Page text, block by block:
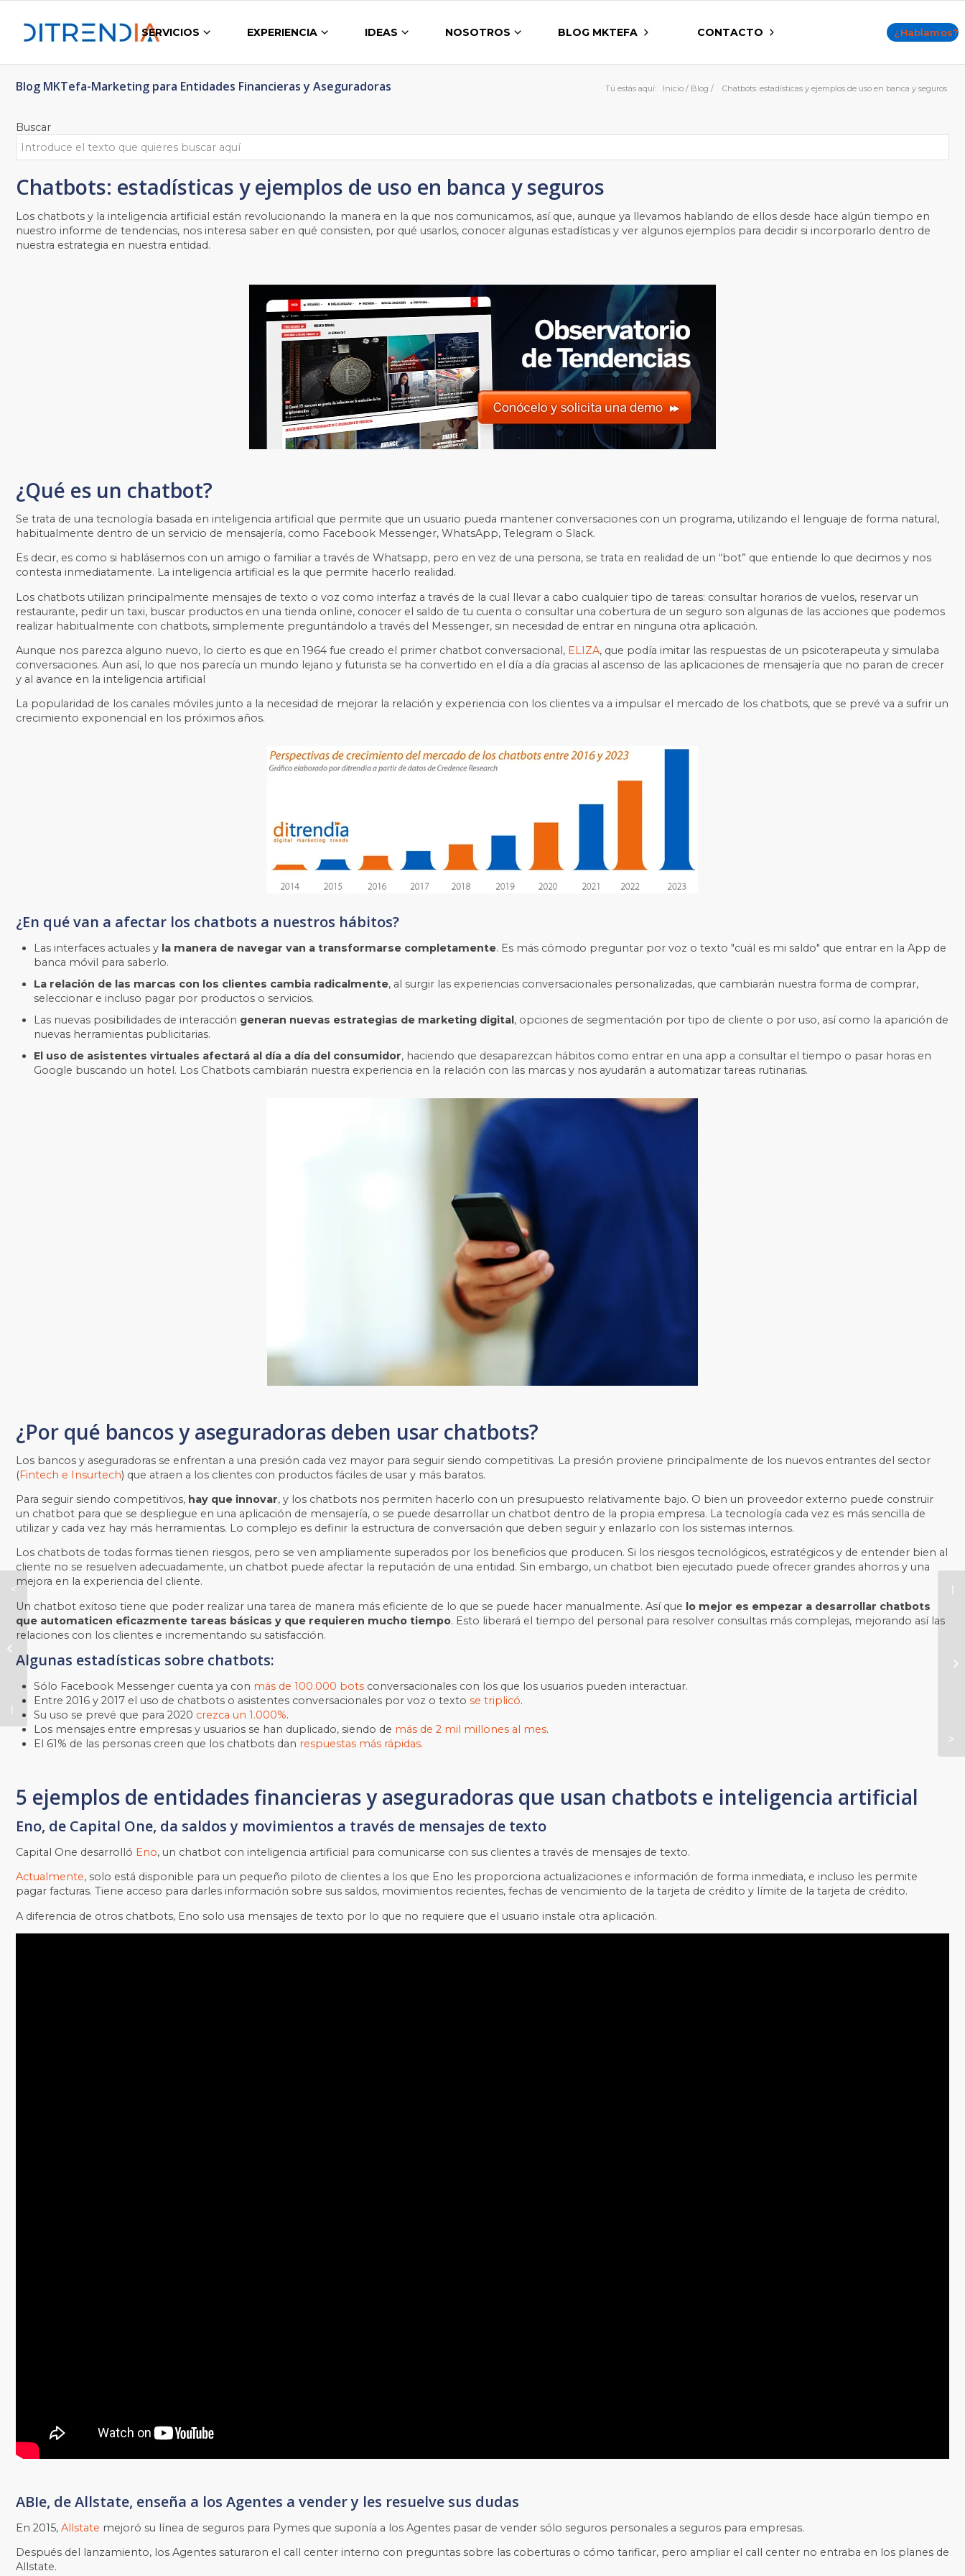
SERVICIOS EXPERIENCIA IDEAS NOSOTROS BLOG MKTEFA CONTACTO ¿Hablamos?
Blog MKTefa-Marketing para Entidades Financieras y Aseguradoras Tú estás aquí: Inicio / Blog / Chatbots: estadísticas y ejemplos de uso en banca y seguros
Buscar
Chatbots: estadísticas y ejemplos de uso en banca y seguros
Los chatbots y la inteligencia artificial están revolucionando la manera en la que nos comunicamos, así que, aunque ya llevamos hablando de ellos desde hace algún tiempo en
nuestro informe de tendencias, nos interesa saber en qué consisten, por qué usarlos, conocer algunas estadísticas y ver algunos ejemplos para decidir si incorporarlo dentro de
nuestra estrategia en nuestra entidad.
¿Qué es un chatbot?
Se trata de una tecnología basada en inteligencia artificial que permite que un usuario pueda mantener conversaciones con un programa, utilizando el lenguaje de forma natural,
habitualmente dentro de un servicio de mensajería, como Facebook Messenger, WhatsApp, Telegram o Slack.
Es decir, es como si hablásemos con un amigo o familiar a través de Whatsapp, pero en vez de una persona, se trata en realidad de un “bot” que entiende lo que decimos y nos
contesta inmediatamente. La inteligencia artificial es la que permite hacerlo realidad.
Los chatbots utilizan principalmente mensajes de texto o voz como interfaz a través de la cual llevar a cabo cualquier tipo de tareas: consultar horarios de vuelos, reservar un
restaurante, pedir un taxi, buscar productos en una tienda online, conocer el saldo de tu cuenta o consultar una cobertura de un seguro son algunas de las acciones que podemos
realizar habitualmente con chatbots, simplemente preguntándolo a través del Messenger, sin necesidad de entrar en ninguna otra aplicación.
Aunque nos parezca alguno nuevo, lo cierto es que en 1964 fue creado el primer chatbot conversacional, ELIZA, que podía imitar las respuestas de un psicoterapeuta y simulaba
conversaciones. Aun así, lo que nos parecía un mundo lejano y futurista se ha convertido en el día a día gracias al ascenso de las aplicaciones de mensajería que no paran de crecer
y al avance en la inteligencia artificial
La popularidad de los canales móviles junto a la necesidad de mejorar la relación y experiencia con los clientes va a impulsar e l mercado de los chatbots, que se prevé va a sufrir un
crecimiento exponencial en los próximos años.
¿En qué van a afectar los chatbots a nuestros hábitos?
Las interfaces actuales y la manera de navegar van a transformarse completamente. Es más cómodo preguntar por voz o texto "cuál es mi saldo" que entrar en la App de
banca móvil para saberlo.
La relación de las marcas con los clientes cambia radicalmente, al surgir las experiencias conversacionales personalizadas, que cambiarán nuestra forma de comprar,
seleccionar e incluso pagar por productos o servicios.
Las nuevas posibilidades de interacción generan nuevas estrategias de marketing digital, opciones de segmentación por tipo de cliente o por uso, así como la aparición de
nuevas herramientas publicitarias.
El uso de asistentes virtuales afectará al día a día del consumidor, haciendo que desaparezcan hábitos como entrar en una app a consultar el tiempo o pasar horas en
Google buscando un hotel. Los Chatbots cambiarán nuestra experiencia en la relación con las marcas y nos ayudarán a automatizar tareas rutinarias.
¿Por qué bancos y aseguradoras deben usar chatbots?
Los bancos y aseguradoras se enfrentan a una presión cada vez mayor para seguir siendo competitivas. La presión proviene principalmente de los nuevos entrantes del sector
(Fintech e Insurtech) que atraen a los clientes con productos fáciles de usar y más baratos.
Para seguir siendo competitivos, hay que innovar, y los chatbots nos permiten hacerlo con un presupuesto relativamente bajo. O bien un proveedor externo puede construir
un chatbot para que se despliegue en una aplicación de mensajería, o se puede desarrollar un chatbot dentro de la propia empresa. La tecnología cada vez es más sencilla de
utilizar y cada vez hay más herramientas. Lo complejo es definir la estructura de conversación que deben seguir y enlazarlo con los sistemas internos.
Los chatbots de todas formas tienen riesgos, pero se ven ampliamente superados por los beneficios que producen. Si los riesgos tecnológicos, estratégicos y de entender bien al
cliente no se resuelven adecuadamente, un chatbot puede afectar la reputación de una entidad. Sin embargo, un chatbot bien ejecutado puede ofrecer grandes ahorros y una
mejora en la experiencia del cliente.
Un chatbot exitoso tiene que poder realizar una tarea de manera más eficiente de lo que se puede hacer manualmente. Así que lo mejor es empezar a desarrollar chatbots
que automaticen eficazmente tareas básicas y que requieren mucho tiempo. Esto liberará el tiempo del personal para resolver consultas más complejas, mejorando así las
relaciones con los clientes e incrementando su satisfacción.
Algunas estadísticas sobre chatbots:
Sólo Facebook Messenger cuenta ya con más de 100.000 bots conversacionales con los que los usuarios pueden interactuar.
Entre 2016 y 2017 el uso de chatbots o asistentes conversacionales por voz o texto se triplicó.
Su uso se prevé que para 2020 crezca un 1.000%.
Los mensajes entre empresas y usuarios se han duplicado, siendo de más de 2 mil millones al mes.
El 61% de las personas creen que los chatbots dan respuestas más rápidas.
5 ejemplos de entidades financieras y aseguradoras que usan chatbots e inteligencia artificial
Eno, de Capital One, da saldos y movimientos a través de mensajes de texto
Capital One desarrolló Eno, un chatbot con inteligencia artificial para comunicarse con sus clientes a través de mensajes de texto.
Actualmente, solo está disponible para un pequeño piloto de clientes a los que Eno les proporciona actualizaciones e información de forma inmediata, e incluso les permite
pagar facturas. Tiene acceso para darles información sobre sus saldos, movimientos recientes, fechas de vencimiento de la tarjeta de crédito y límite de la tarjeta de crédito.
A diferencia de otros chatbots, Eno solo usa mensajes de texto por lo que no requiere que el usuario instale otra aplicación.
ABIe, de Allstate, enseña a los Agentes a vender y les resuelve sus dudas
En 2015, Allstate mejoró su línea de seguros para Pymes que suponía a los Agentes pasar de vender sólo seguros personales a seguros para empresas.
Después del lanzamiento, los Agentes saturaron el call center interno con preguntas sobre las coberturas o cómo tarificar, pero ampliar el call center no entraba en los planes de
Allstate.
¿Crees
que tu
estrategia
marketing
mejor?